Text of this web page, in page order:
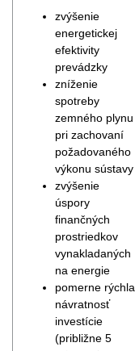
zvýšenie
energetickej
efektivity
prevádzky
zníženie
spotreby
zemného plynu
pri zachovaní
požadovaného
výkonu sústavy
zvýšenie
úspory
finančných
prostriedkov
vynakladaných
na energie
pomerne rýchla
návratnosť
investície
(približne 5